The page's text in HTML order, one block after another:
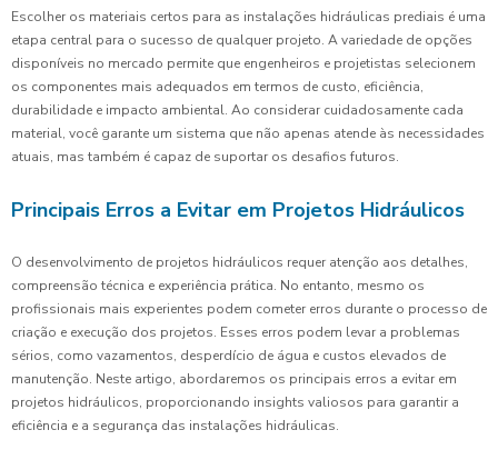
Escolher os materiais certos para as instalações hidráulicas prediais é uma
etapa central para o sucesso de qualquer projeto. A variedade de opções
disponíveis no mercado permite que engenheiros e projetistas selecionem
os componentes mais adequados em termos de custo, eficiência,
durabilidade e impacto ambiental. Ao considerar cuidadosamente cada
material, você garante um sistema que não apenas atende às necessidades
atuais, mas também é capaz de suportar os desafios futuros.
Principais Erros a Evitar em Projetos Hidráulicos
O desenvolvimento de projetos hidráulicos requer atenção aos detalhes,
compreensão técnica e experiência prática. No entanto, mesmo os
profissionais mais experientes podem cometer erros durante o processo de
criação e execução dos projetos. Esses erros podem levar a problemas
sérios, como vazamentos, desperdício de água e custos elevados de
manutenção. Neste artigo, abordaremos os principais erros a evitar em
projetos hidráulicos, proporcionando insights valiosos para garantir a
eficiência e a segurança das instalações hidráulicas.